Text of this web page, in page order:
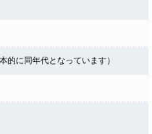
的に同年代となっています）